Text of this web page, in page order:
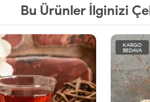
Bu Ürünler İlginizi
KARGO
BEDAVA